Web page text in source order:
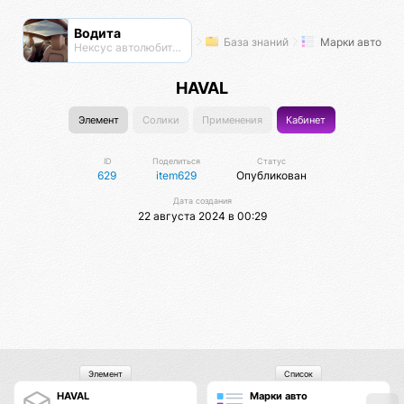
Водита
Нексус автолюбителей База знаний Марки авто
HAVAL
Элемент Солики Применения Кабинет
ID
629
Поделиться
item629
Статус
Опубликован
Дата создания
22 августа 2024 в 00:29
HAVAL
Элемент
Марки авто
Список